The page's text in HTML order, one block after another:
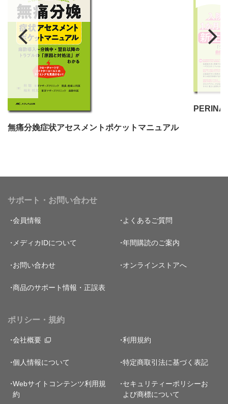
無痛分娩症状アセスメントポケットマニュアル
サポート・お問い合わせ
会員情報 よくあるご質問
メディカIDについて 年間購読のご案内
お問い合わせ オンラインストアへ
商品のサポート情報・正誤表
ポリシー・規約
会社概要 利用規約
個人情報について 特定商取引法に基づく表記
Webサイトコンテンツ利用規
約
セキュリティーポリシーお
よび商標について